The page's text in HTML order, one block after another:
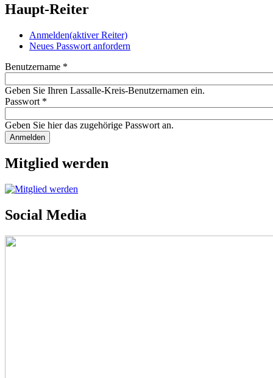
Haupt-Reiter
Anmelden(aktiver Reiter)
Neues Passwort anfordern
Benutzername *
Geben Sie Ihren Lassalle-Kreis-Benutzernamen ein.
Passwort *
Geben Sie hier das zugehörige Passwort an.
Mitglied werden
Social Media